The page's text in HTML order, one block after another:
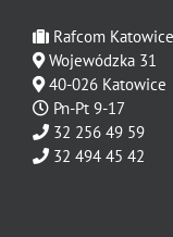
Rafcom Katowice
Wojewódzka 31
40-026 Katowice
Pn-Pt 9-17
32 256 49 59
32 494 45 42